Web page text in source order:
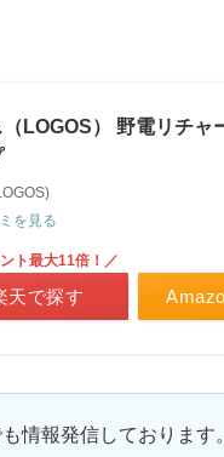
（LOGOS） 野電リチ
を見る
ト最大11倍！／
天で探す
情報発信しております